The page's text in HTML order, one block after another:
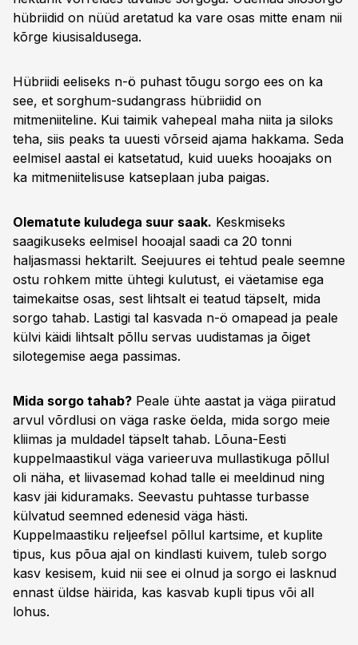
hübriidid on nüüd aretatud ka vare osas mitte enam nii
kõrge kiusisaldusega.
Hübriidi eeliseks n-ö puhast tõugu sorgo ees on ka
see, et sorghum-sudangrass hübriidid on
mitmeniiteline. Kui taimik vahepeal maha niita ja siloks
teha, siis peaks ta uuesti võrseid ajama hakkama. Seda
eelmisel aastal ei katsetatud, kuid uueks hooajaks on
ka mitmeniitelisuse katseplaan juba paigas.
Olematute kuludega suur saak. Keskmiseks
saagikuseks eelmisel hooajal saadi ca 20 tonni
haljasmassi hektarilt. Seejuures ei tehtud peale seemne
ostu rohkem mitte ühtegi kulutust, ei väetamise ega
taimekaitse osas, sest lihtsalt ei teatud täpselt, mida
sorgo tahab. Lastigi tal kasvada n-ö omapead ja peale
külvi käidi lihtsalt põllu servas uudistamas ja õiget
silotegemise aega passimas.
Mida sorgo tahab? Peale ühte aastat ja väga piiratud
arvul võrdlusi on väga raske öelda, mida sorgo meie
kliimas ja muldadel täpselt tahab. Lõuna-Eesti
kuppelmaastikul väga varieeruva mullastikuga põllul
oli näha, et liivasemad kohad talle ei meeldinud ning
kasv jäi kiduramaks. Seevastu puhtasse turbasse
külvatud seemned edenesid väga hästi.
Kuppelmaastiku reljeefsel põllul kartsime, et kuplite
tipus, kus põua ajal on kindlasti kuivem, tuleb sorgo
kasv kesisem, kuid nii see ei olnud ja sorgo ei lasknud
ennast üldse häirida, kas kasvab kupli tipus või all
lohus.